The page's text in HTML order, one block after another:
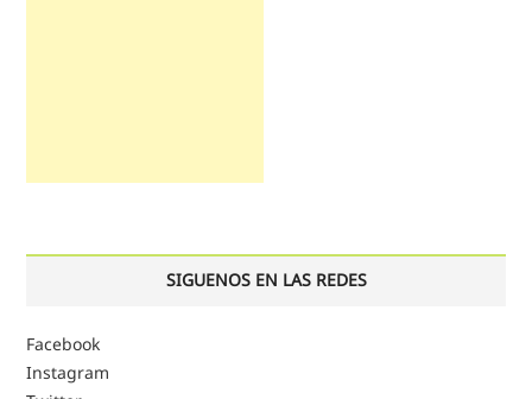
SIGUENOS EN LAS REDES
Facebook
Instagram